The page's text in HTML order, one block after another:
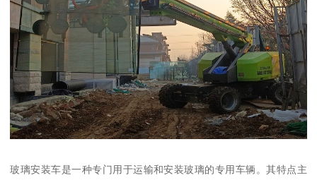
玻璃安装车是一种专门用于运输和安装玻璃的专用车辆。其特点主